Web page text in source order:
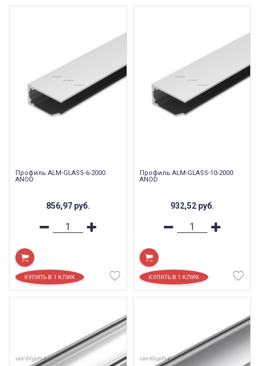
Профиль ALM-GLASS-6-2000
ANOD
856,97 руб.
Профиль ALM-GLASS-10-2000
ANOD
932,52 руб.